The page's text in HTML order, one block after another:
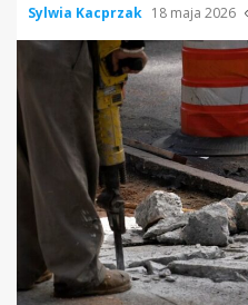
Sylwia Kacprzak 18 maja 2026